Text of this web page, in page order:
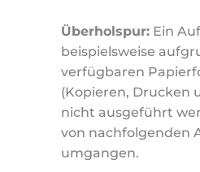
Überholspur: Ein
beispielsweise
verfügbaren
(Kopieren, Drucken
nicht ausgeführt
von nachfolgenden
umgangen.